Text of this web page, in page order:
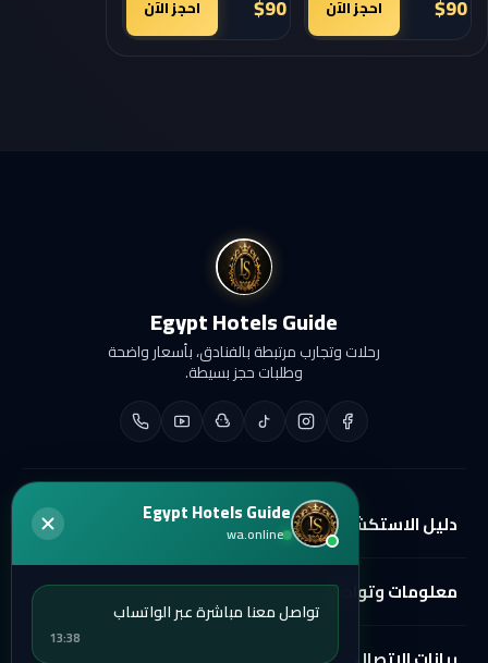
$90 احجز الآن $90 احجز الآن
Egypt Hotels Guide
رحلات وتجارب مرتبطة بالفنادق، بأسعار واضحة
وطلبات حجز بسيطة.
دليل الاستكشاف
الرحلات السياحية
معلومات وتواصل
Egypt Hotels Guide
wa.online
تواصل معنا مباشرة عبر الواتساب
13:38